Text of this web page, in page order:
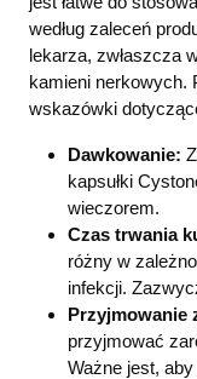
według zaleceń
lekarza, zwłaszcza
kamieni nerkowych.
wskazówki
Dawkowanie:
kapsułki
wieczorem.
Czas trwania
różny w
infekcji.
Przyjmowanie
przyjmować
Ważne jest,